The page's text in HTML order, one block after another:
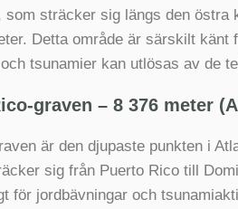
som sträcker sig längs den östra
Detta område är särskilt
tsunamier kan utlösas av de
graven – 8 376 meter
är den djupaste punkten i
sig från Puerto Rico till
för jordbävningar och